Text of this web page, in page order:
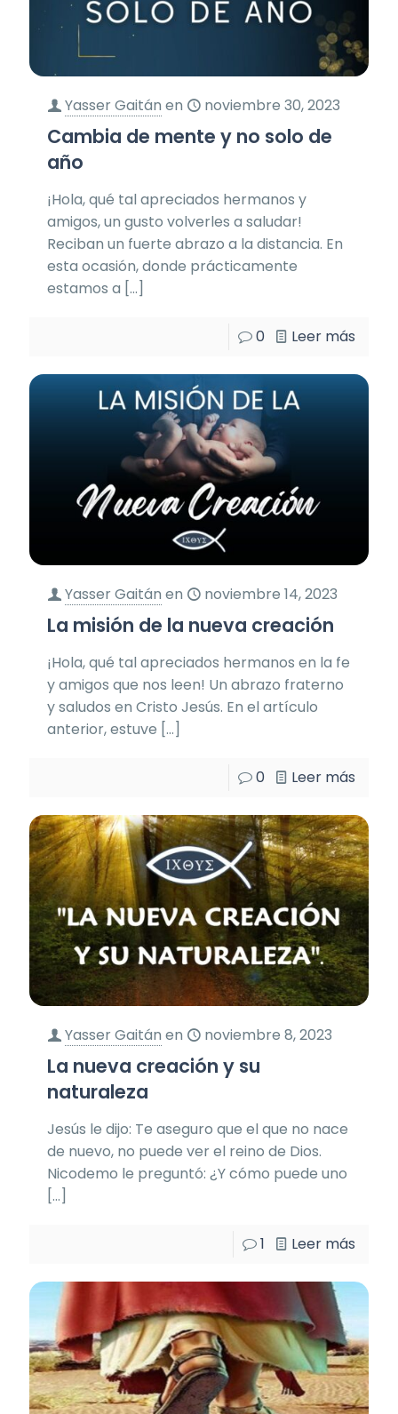
Yasser Gaitán en noviembre 30, 2023
Cambia de mente y no solo de
año
¡Hola, qué tal apreciados hermanos y
amigos, un gusto volverles a saludar!
Reciban un fuerte abrazo a la distancia. En
esta ocasión, donde prácticamente
estamos a […]
0 Leer más
Yasser Gaitán en noviembre 14, 2023
La misión de la nueva creación
¡Hola, qué tal apreciados hermanos en la fe
y amigos que nos leen! Un abrazo fraterno
y saludos en Cristo Jesús. En el artículo
anterior, estuve […]
0 Leer más
Yasser Gaitán en noviembre 8, 2023
La nueva creación y su
naturaleza
Jesús le dijo: Te aseguro que el que no nace
de nuevo, no puede ver el reino de Dios.
Nicodemo le preguntó: ¿Y cómo puede uno
[…]
1 Leer más